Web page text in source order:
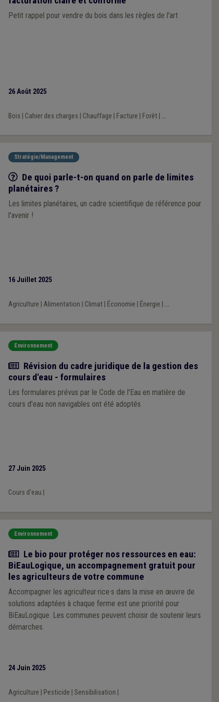
Petit rappel pour vendre du bois dans les règles de l'art
26 Août 2025
Bois Cahier des charges Chauffage Facture Forêt| ...
Stratégie/Management
Q/R
De quoi parle-t-on quand on parle de limites
planétaires ?
Les limites planétaires, un cadre scientifique de référence pour
l'avenir !
16 Juillet 2025
Agriculture Alimentation Climat| Économie Énergie ...
Environnement
Actualité
Révision du cadre juridique de la gestion des
cours d'eau - formulaires
Les formulaires prévus par le Code de l'Eau en matière de
cours d'eau non navigables ont été adoptés
27 Juin 2025
Cours d'eau
Environnement
Actualité
Le bio pour protéger nos ressources en eau:
BiEauLogique, un accompagnement gratuit pour
les agriculteurs de votre commune
Accompagner les agriculteur·rice·s dans la mise en œuvre de
solutions adaptées à chaque ferme est une priorité pour
BiEauLogique. Les communes peuvent choisir de soutenir leurs
démarches.
24 Juin 2025
Agriculture Pesticide Sensibilisation